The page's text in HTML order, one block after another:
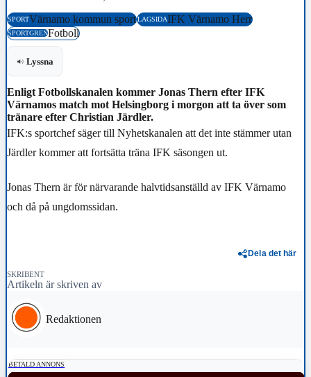
SPORTVärnamo kommun sportLAGSIDAIFK Värnamo Herr
SPORTGRENFotboll
Lyssna
Enligt Fotbollskanalen kommer Jonas Thern efter IFK
Värnamos match mot Helsingborg i morgon att ta över som
tränare efter Christian Järdler.
IFK:s sportchef säger till Nyhetskanalen att det inte stämmer utan
Järdler kommer att fortsätta träna IFK säsongen ut.
Jonas Thern är för närvarande halvtidsanställd av IFK Värnamo
och då på ungdomssidan.
Dela det här
SKRIBENT
Artikeln är skriven av
Redaktionen
BETALD ANNONS